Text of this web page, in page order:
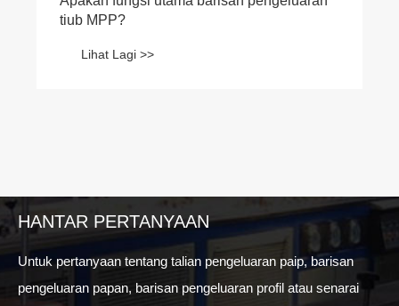
HANTAR PERTANYAAN
Untuk pertanyaan tentang talian pengeluaran paip, barisan
pengeluaran papan, barisan pengeluaran profil atau senarai